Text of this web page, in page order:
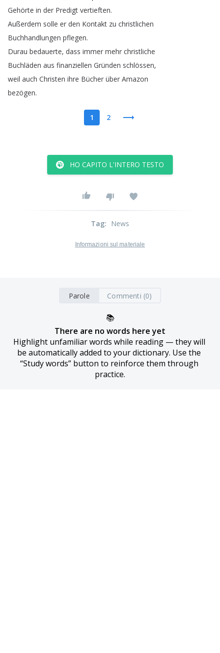
Gehörte in der Predigt vertieften.
Außerdem solle er den Kontakt zu christlichen
Buchhandlungen pflegen.
Durau bedauerte, dass immer mehr christliche
Buchläden aus finanziellen Gründen schlössen,
weil auch Christen ihre Bücher über Amazon
bezögen.
1 2
HO CAPITO L'INTERO TESTO
Tag: News
Informazioni sul materiale
Parole Commenti (0)
📚
There are no words here yet
Highlight unfamiliar words while reading — they will
be automatically added to your dictionary. Use the
“Study words” button to reinforce them through
practice.